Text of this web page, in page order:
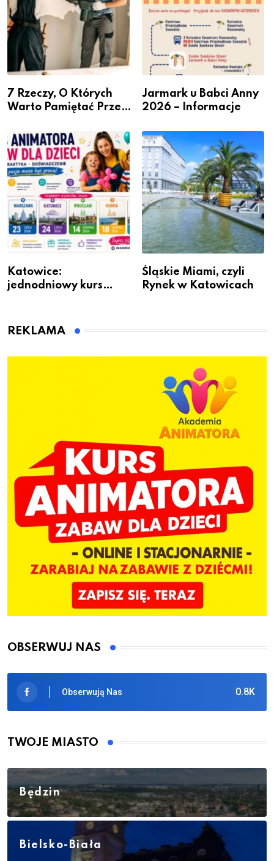
7 Rzeczy, O Których
Warto Pamiętać Przed
Jarmark u Babci Anny
2026 – Informacje
Katowice:
jednodniowy kurs
dzieci
Śląskie Miami, czyli
Rynek w Katowicach
REKLAMA
OBSERWUJ NAS
0.8K
Obserwują Nas
TWOJE MIASTO
Będzin
Bielsko-Biała